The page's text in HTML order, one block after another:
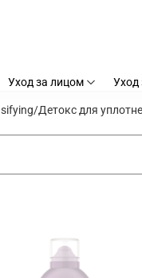
Уход за лицом Уход
Детокс для